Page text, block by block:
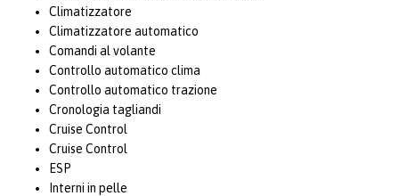
Climatizzatore
Climatizzatore automatico
Comandi al volante
Controllo automatico clima
Controllo automatico trazione
Cronologia tagliandi
Cruise Control
Cruise Control
ESP
Interni in pelle